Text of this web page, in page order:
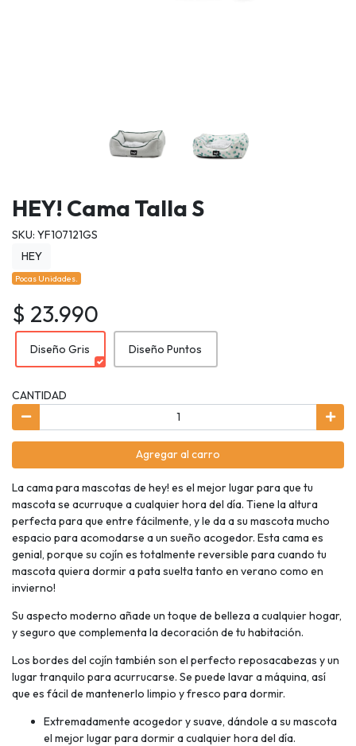
HEY! Cama Talla S
SKU: YF107121GS
HEY
Pocas Unidades.
$ 23.990
Diseño Gris Diseño Puntos
CANTIDAD
Agregar al carro
La cama para mascotas de hey! es el mejor lugar para que tu
mascota se acurruque a cualquier hora del día. Tiene la altura
perfecta para que entre fácilmente, y le da a su mascota mucho
espacio para acomodarse a un sueño acogedor. Esta cama es
genial, porque su cojín es totalmente reversible para cuando tu
mascota quiera dormir a pata suelta tanto en verano como en
invierno!
Su aspecto moderno añade un toque de belleza a cualquier hogar,
y seguro que complementa la decoración de tu habitación.
Los bordes del cojín también son el perfecto reposacabezas y un
lugar tranquilo para acurrucarse. Se puede lavar a máquina, así
que es fácil de mantenerlo limpio y fresco para dormir.
Extremadamente acogedor y suave, dándole a su mascota
el mejor lugar para dormir a cualquier hora del día.